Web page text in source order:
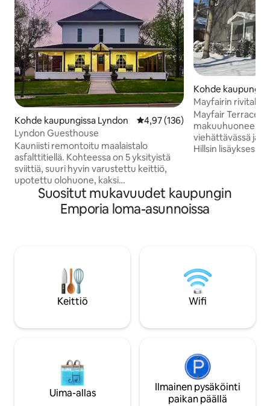
Kohde kaupungissa Lyndon Keskimääräinen arvio 4,97/5,
4,97 (136)
Lyndon Guesthouse
Kauniisti remontoitu maalaistalo
asfalttitiellä. Kohteessa on 5 yksityistä
sviittiä, suuri hyvin varustettu keittiö,
upotettu olohuone, kaksi
ruokailuhuonetta, meikkaus- ja
pesutupa, pelihuone, suuri patio, ympäri
rakennuksen kulkeva kuisti,
Vain muutaman minuutin päässä
Melvern-järveltä ja Pomona-järveltä. 25
minuuttia Topekasta ja Ottawasta, 45
minuuttia Lawrencesta ja alle tunnin
Kohde
Mayfairin rivitalo
Mayfair Terrace
makuuhuoneen
viehättävässä ja
Hillsin
Champions
ensiluokkainen
kenttä, ja vain 10
voivat nauttia
tarjoaa.
Suositut mukavuudet kaupungin
Emporia loma-asunnoissa
Keittiö Wifi
Uima-allas
Ilmainen pysäköinti
paikan päällä